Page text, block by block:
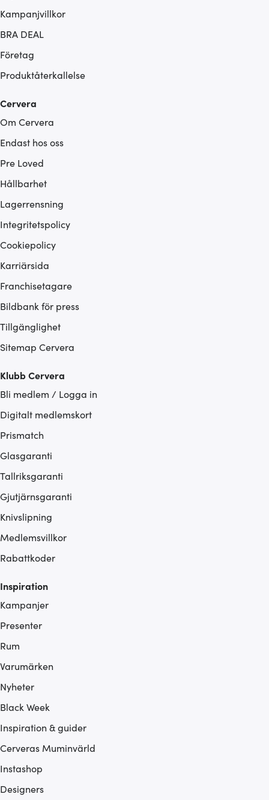
Kampanjvillkor
BRA DEAL
Företag
Produktåterkallelse
Cervera
Om Cervera
Endast hos oss
Pre Loved
Hållbarhet
Lagerrensning
Integritetspolicy
Cookiepolicy
Karriärsida
Franchisetagare
Bildbank för press
Tillgänglighet
Sitemap Cervera
Klubb Cervera
Bli medlem / Logga in
Digitalt medlemskort
Prismatch
Glasgaranti
Tallriksgaranti
Gjutjärnsgaranti
Knivslipning
Medlemsvillkor
Rabattkoder
Inspiration
Kampanjer
Presenter
Rum
Varumärken
Nyheter
Black Week
Inspiration & guider
Cerveras Muminvärld
Instashop
Designers